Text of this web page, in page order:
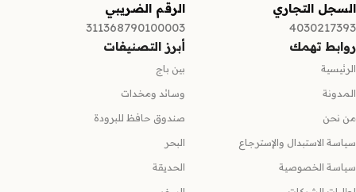
السجل التجاري
4030217393
الرقم الضريبي
311368790100003
روابط تهمك
الرئيسية
المدونة
من نحن
سياسة الاستبدال والإسترجاع
سياسة الخصوصية
أبرز التصنيفات
بين باج
وسائد ومخدات
صندوق حافظ للبرودة
البحر
الحديقة